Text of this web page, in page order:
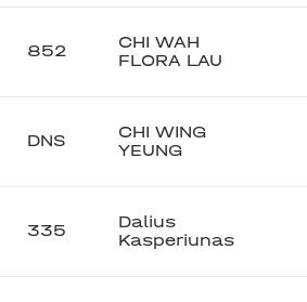
852
CHI WAH
FLORA LAU
DNS
CHI WING
YEUNG
335
Dalius
Kasperiunas